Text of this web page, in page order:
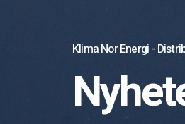
Klima Nor Energi -